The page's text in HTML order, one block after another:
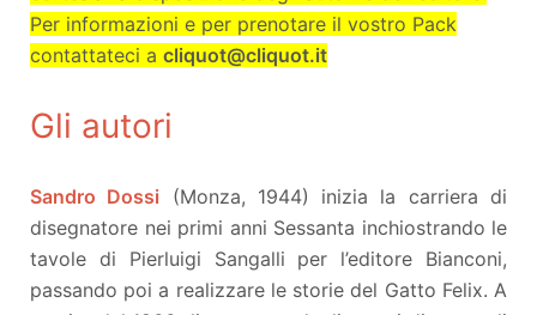
Per informazioni e per prenotare il vostro Pack
contattateci a cliquot@cliquot.it
Gli autori
Sandro Dossi (Monza, 1944) inizia la carriera di
disegnatore nei primi anni Sessanta inchiostrando le
tavole di Pierluigi Sangalli per l’editore Bianconi,
passando poi a realizzare le storie del Gatto Felix. A